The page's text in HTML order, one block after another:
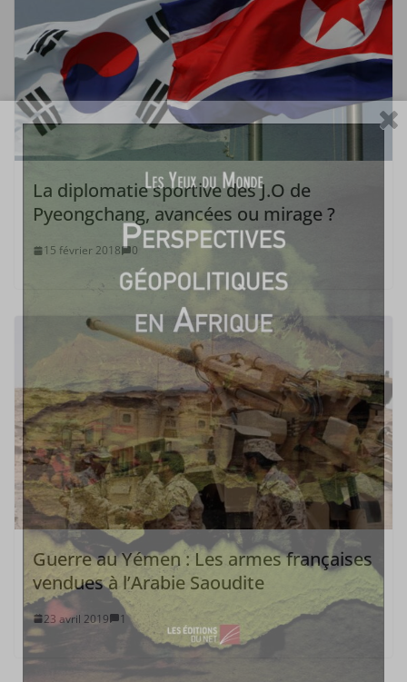
La diplomatie sportive des J.O de
Pyeongchang, avancées ou mirage ?
15 février 2018 0
Guerre au Yémen : Les armes françaises
vendues à l’Arabie Saoudite
23 avril 2019 1